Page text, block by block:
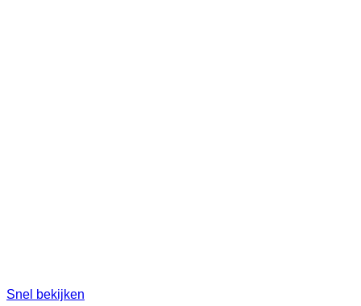
Snel bekijken